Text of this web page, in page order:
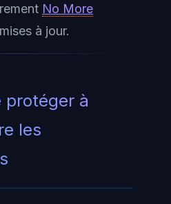
No More
à jour.
protéger à
les